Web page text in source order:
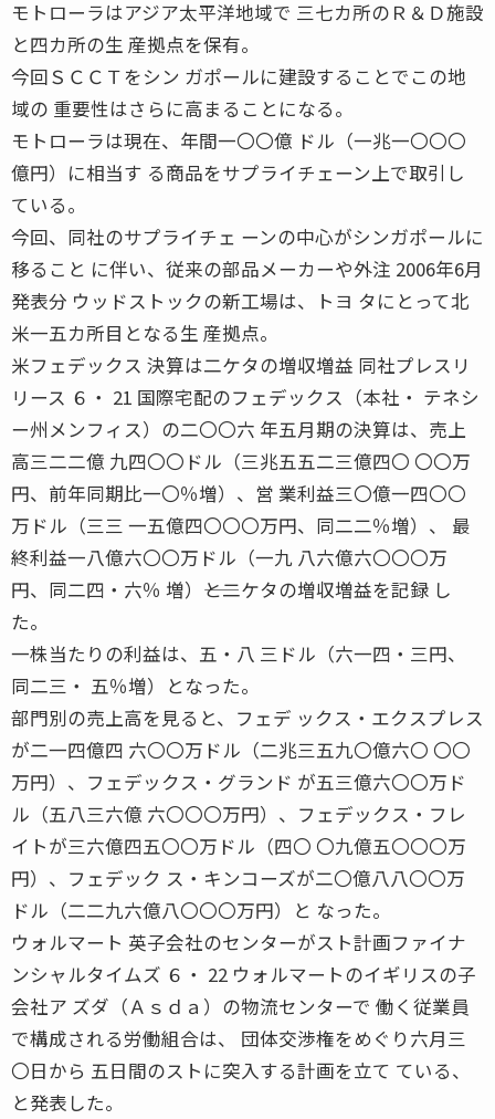
モトローラはアジア太平洋地域で 三七カ所のＲ＆Ｄ施設
と四カ所の生 産拠点を保有。
今回ＳＣＣＴをシン ガポールに建設することでこの地
域の 重要性はさらに高まることになる。
モトローラは現在、年間一〇〇億 ドル（一兆一〇〇〇
億円）に相当す る商品をサプライチェーン上で取引し
ている。
今回、同社のサプライチェ ーンの中心がシンガポールに
移ること に伴い、従来の部品メーカーや外注 2006年6月
発表分 ウッドストックの新工場は、トヨ タにとって北
米一五カ所目となる生 産拠点。
米フェデックス 決算は二ケタの増収増益 同社プレスリ
リース ６・ 21 国際宅配のフェデックス（本社・ テネシ
ー州メンフィス）の二〇〇六 年五月期の決算は、売上
高三二二億 九四〇〇ドル（三兆五五二三億四〇 〇〇万
円、前年同期比一〇％増）、営 業利益三〇億一四〇〇
万ドル（三三 一五億四〇〇〇万円、同二二％増）、 最
終利益一八億六〇〇万ドル（一九 八六億六〇〇〇万
円、同二四・六％ 増）――と二ケタの増収増益を記録 し
た。
一株当たりの利益は、五・八 三ドル（六一四・三円、
同二三・ 五％増）となった。
部門別の売上高を見ると、フェデ ックス・エクスプレス
が二一四億四 六〇〇万ドル（二兆三五九〇億六〇 〇〇
万円）、フェデックス・グランド が五三億六〇〇万ド
ル（五八三六億 六〇〇〇万円）、フェデックス・フレ
イトが三六億四五〇〇万ドル（四〇 〇九億五〇〇〇万
円）、フェデック ス・キンコーズが二〇億八八〇〇万
ドル（二二九六億八〇〇〇万円）と なった。
ウォルマート 英子会社のセンターがスト計画ファイナ
ンシャルタイムズ ６・ 22 ウォルマートのイギリスの子
会社ア ズダ（Ａｓｄａ）の物流センターで 働く従業員
で構成される労働組合は、 団体交渉権をめぐり六月三
〇日から 五日間のストに突入する計画を立て ている、
と発表した。